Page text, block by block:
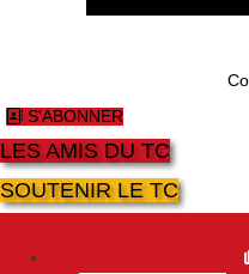
S'ABONNER
LES AMIS DU TC
SOUTENIR LE TC